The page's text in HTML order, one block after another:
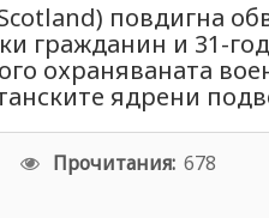
повдигна
гражданин и 31-
охраняваната
ядрени
Прочитания: 678